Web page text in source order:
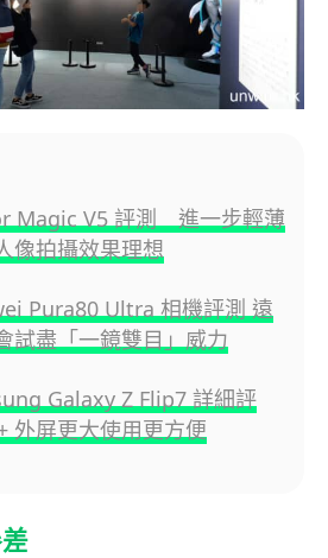
Magic V5 評測 進一步輕薄
像拍攝效果理想
Pura80 Ultra 相機評測 遠
試盡「一鏡雙目」威力
Galaxy Z Flip7 詳細評
屏更大使用更方便